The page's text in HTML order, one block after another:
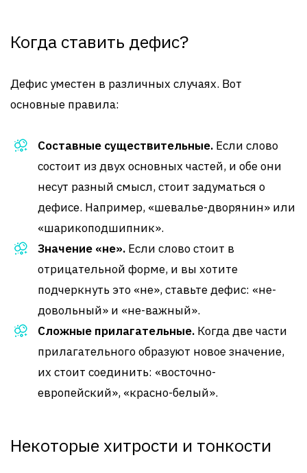
Когда ставить дефис?
Дефис уместен в различных случаях. Вот
основные правила:
Составные существительные. Если слово
состоит из двух основных частей, и обе они
несут разный смысл, стоит задуматься о
дефисе. Например, «шевалье-дворянин» или
«шарикоподшипник».
Значение «не». Если слово стоит в
отрицательной форме, и вы хотите
подчеркнуть это «не», ставьте дефис: «не-
довольный» и «не-важный».
Сложные прилагательные. Когда две части
прилагательного образуют новое значение,
их стоит соединить: «восточно-
европейский», «красно-белый».
Некоторые хитрости и тонкости